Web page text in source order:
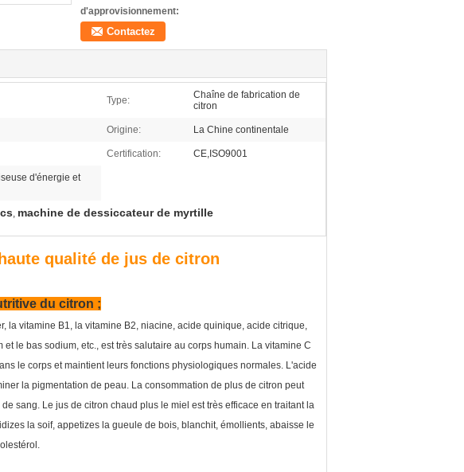
d'approvisionnement:
Contactez
Type:
Chaîne de fabrication de
citron
Origine: La Chine continentale
Certification: CE,ISO9001
d'énergie et
, machine de dessiccateur de myrtille
qualité de jus de citron
du citron ;
la vitamine B1, la vitamine B2, niacine, acide quinique, acide citrique,
le bas sodium, etc., est très salutaire au corps humain. La vitamine C
le corps et maintient leurs fonctions physiologiques normales. L'acide
la pigmentation de peau. La consommation de plus de citron peut
sang. Le jus de citron chaud plus le miel est très efficace en traitant la
la soif, appetizes la gueule de bois, blanchit, émollients, abaisse le